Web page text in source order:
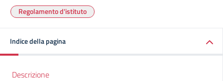
Regolamento d'istituto
Indice della pagina
Descrizione